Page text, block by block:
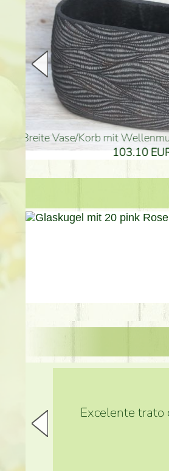
goldenfarbene Vase (40x26cm)
94.30 EUR
Excelente trato